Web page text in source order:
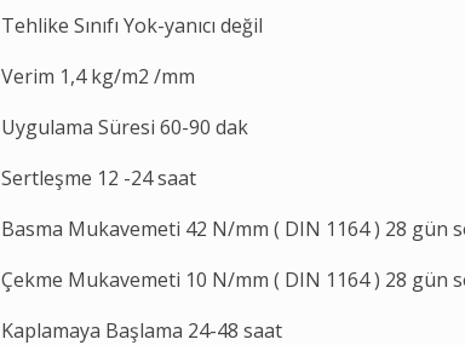
Tehlike Sınıfı Yok-yanıcı değil
Verim 1,4 kg/m2 /mm
Uygulama Süresi 60-90 dak
Sertleşme 12 -24 saat
Basma Mukavemeti 42 N/mm ( DIN 1164 ) 28 gün
Çekme Mukavemeti 10 N/mm ( DIN 1164 ) 28 gün
Kaplamaya Başlama 24-48 saat